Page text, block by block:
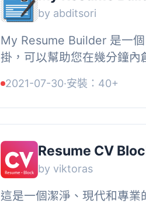
by abditsori
My Resume Builder 是一
掛，可以幫助您在幾分鐘內
個人、教育和專業資訊的功
2021-07-30·安裝：40+
Resume CV
by viktoras
這是一個潔淨、現代和專業